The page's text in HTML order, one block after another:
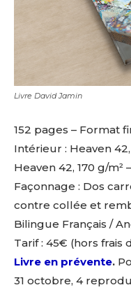
Livre David Jamin
152 pages – Format
Intérieur : Heaven
Heaven 42, 170 g/m²
Façonnage : Dos
contre collée et
Bilingue Français /
Tarif : 45€ (hors frais
Livre en prévente.
31 octobre, 4